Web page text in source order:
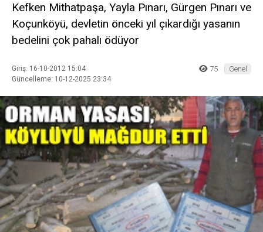
Kefken Mithatpaşa, Yayla Pınarı, Gürgen Pınarı ve
Koçunköyü, devletin önceki yıl çıkardığı yasanın
bedelini çok pahalı ödüyor
Giriş: 16-10-2012 15:04
Güncelleme: 10-12-2025 23:34
75 Genel